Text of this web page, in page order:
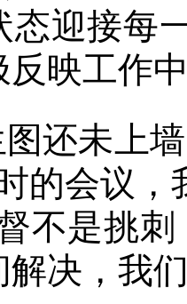
态迎接每
反映工作
还未上
的会议
不是挑
决，我